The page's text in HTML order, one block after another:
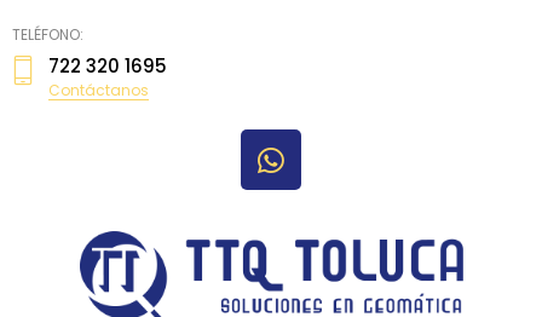
TELÉFONO:
722 320 1695
Contáctanos